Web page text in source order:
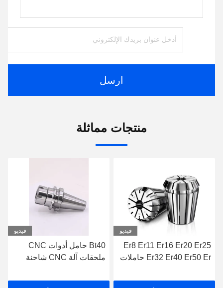
ارسل
منتجات مماثلة
فيديو
Bt40 حامل أدوات CNC
ملحقات آلة CNC شاحنة
فيديو
CNC BT30 Bt40 Bt50
حامل الأدوات الهيدروليكية
الربيع المرن